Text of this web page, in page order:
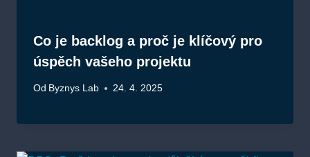
Co je backlog a proč je klíčový pro
úspěch vašeho projektu
Od Byznys Lab 24. 4. 2025